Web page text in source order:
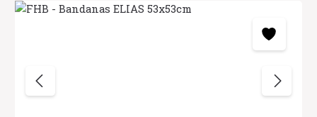
Bildergalerie überspringen